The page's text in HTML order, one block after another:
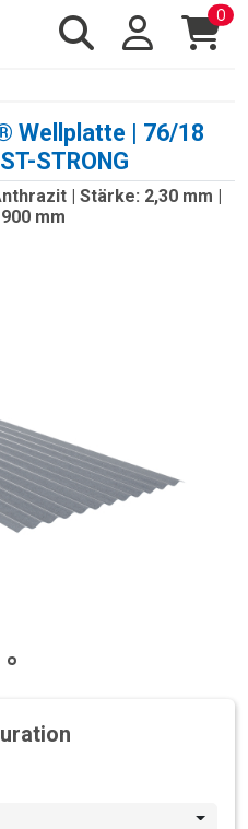
0
Wellplatte | 76/18
STRONG
| Stärke: 2,30 mm |
mm